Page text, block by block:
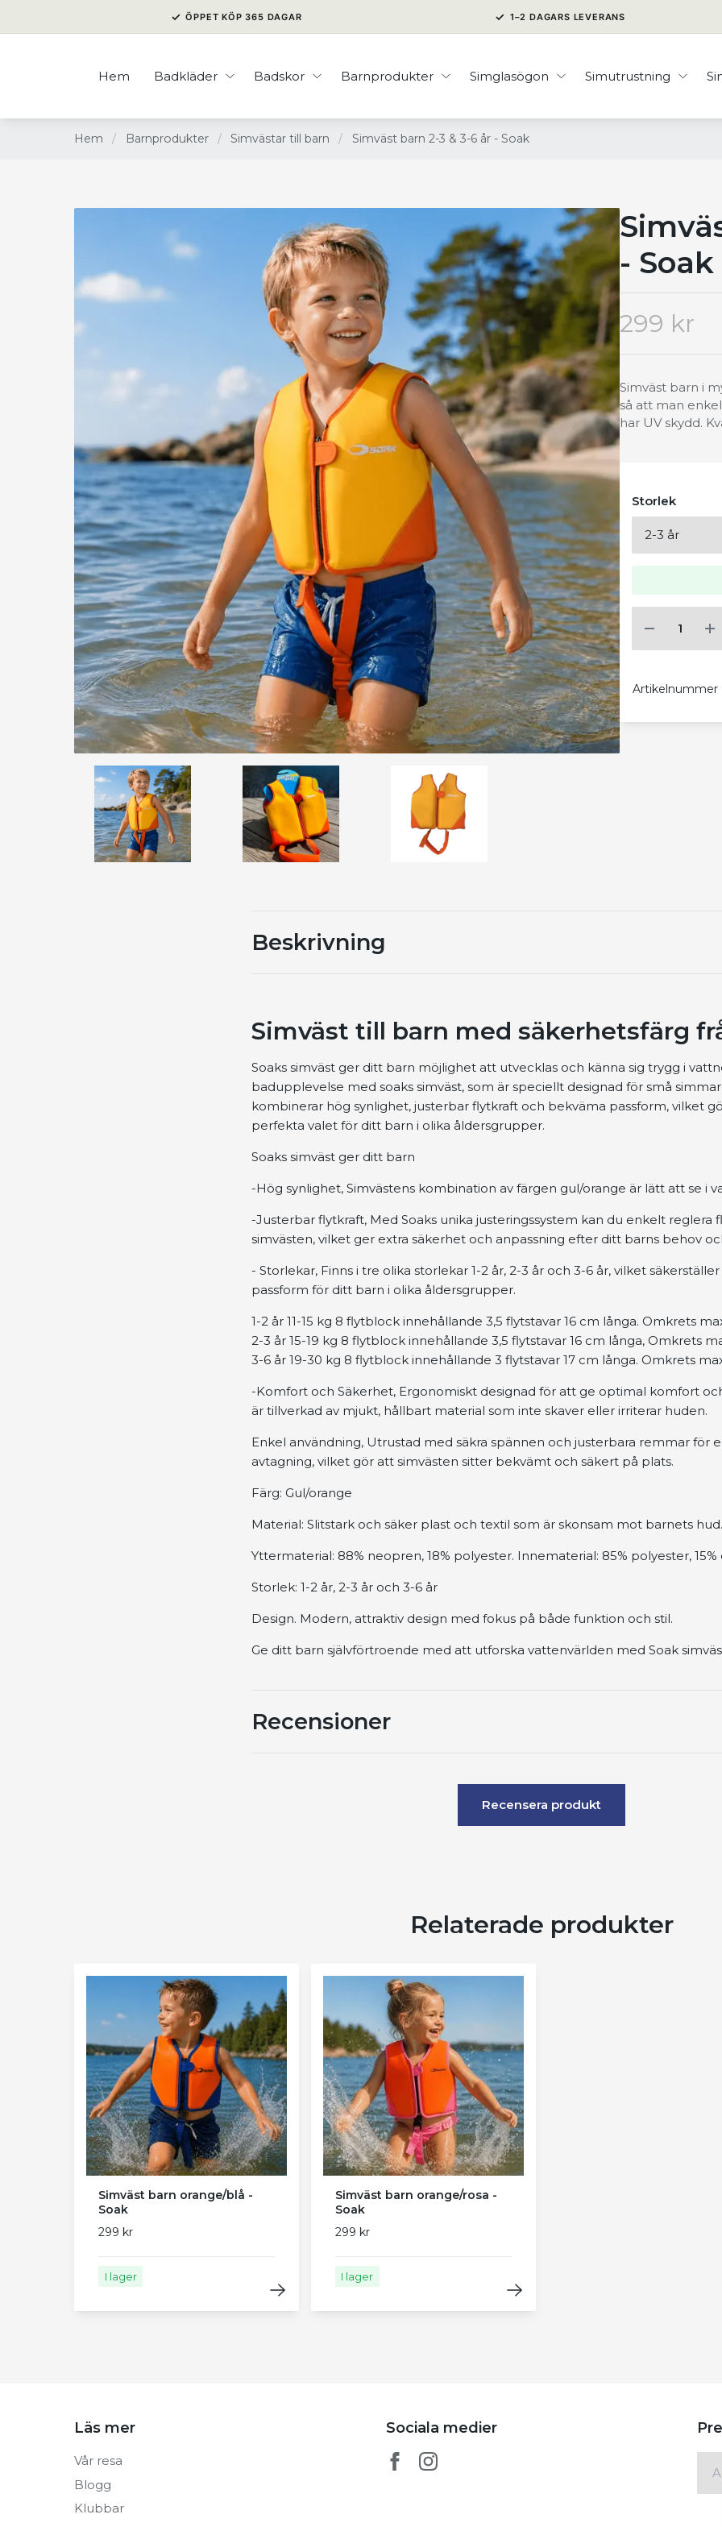
✓ ÖPPET KÖP 365 DAGAR ✓ 1–2 DAGARS LEVERANS
Hem Badkläder Badskor Barnprodukter Simglasögon Simutrustning
Hem / Barnprodukter / Simvästar till barn / Simväst barn 2-3 & 3-6 år - Soak
- Soak
299 kr
Simväst barn i
så att man
har UV skydd.
Storlek
Artikelnummer
Beskrivning
Simväst till barn med säkerhetsfärg
Soaks simväst ger ditt barn möjlighet att utvecklas och känna sig trygg i
badupplevelse med soaks simväst, som är speciellt designad för små
kombinerar hög synlighet, justerbar flytkraft och bekväma passform, vilket
perfekta valet för ditt barn i olika åldersgrupper.
Soaks simväst ger ditt barn
-Hög synlighet, Simvästens kombination av färgen gul/orange är lätt att se i
-Justerbar flytkraft, Med Soaks unika justeringssystem kan du enkelt reglera
simvästen, vilket ger extra säkerhet och anpassning efter ditt barns behov
- Storlekar, Finns i tre olika storlekar 1-2 år, 2-3 år och 3-6 år, vilket
passform för ditt barn i olika åldersgrupper.
1-2 år 11-15 kg 8 flytblock innehållande 3,5 flytstavar 16 cm långa. Omkrets
2-3 år 15-19 kg 8 flytblock innehållande 3,5 flytstavar 16 cm långa, Omkrets
3-6 år 19-30 kg 8 flytblock innehållande 3 flytstavar 17 cm långa. Omkrets
-Komfort och Säkerhet, Ergonomiskt designad för att ge optimal komfort
är tillverkad av mjukt, hållbart material som inte skaver eller irriterar huden.
Enkel användning, Utrustad med säkra spännen och justerbara remmar för
avtagning, vilket gör att simvästen sitter bekvämt och säkert på plats.
Färg: Gul/orange
Material: Slitstark och säker plast och textil som är skonsam mot barnets hud.
Yttermaterial: 88% neopren, 18% polyester. Innematerial: 85% polyester, 15%
Storlek: 1-2 år, 2-3 år och 3-6 år
Design. Modern, attraktiv design med fokus på både funktion och stil.
Ge ditt barn självförtroende med att utforska vattenvärlden med Soak
Recensioner
Recensera produkt
Relaterade produkter
Simväst barn orange/blå -
Soak
299 kr
I lager
Simväst barn orange/rosa -
Soak
299 kr
I lager
Läs mer
Vår resa
Blogg
Klubbar
Sociala medier